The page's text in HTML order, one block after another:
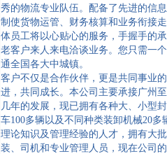
秀的物流专业队伍。配备了先进的信
制使货物运管、财务核算和业务衔接
体员工将以心贴心的服务，手握手的
老客户来人来电洽谈业务。您只需一
通全国各大中城镇。
客户不仅是合作伙伴，更是共同事业
进，共同成长。本公司主要承接广州
几年的发展，现已拥有各种大、小型
车100多辆以及不同种类装卸机械20
理论知识及管理经验的人才，拥有大
装、司机和专业管理人员，现在公司